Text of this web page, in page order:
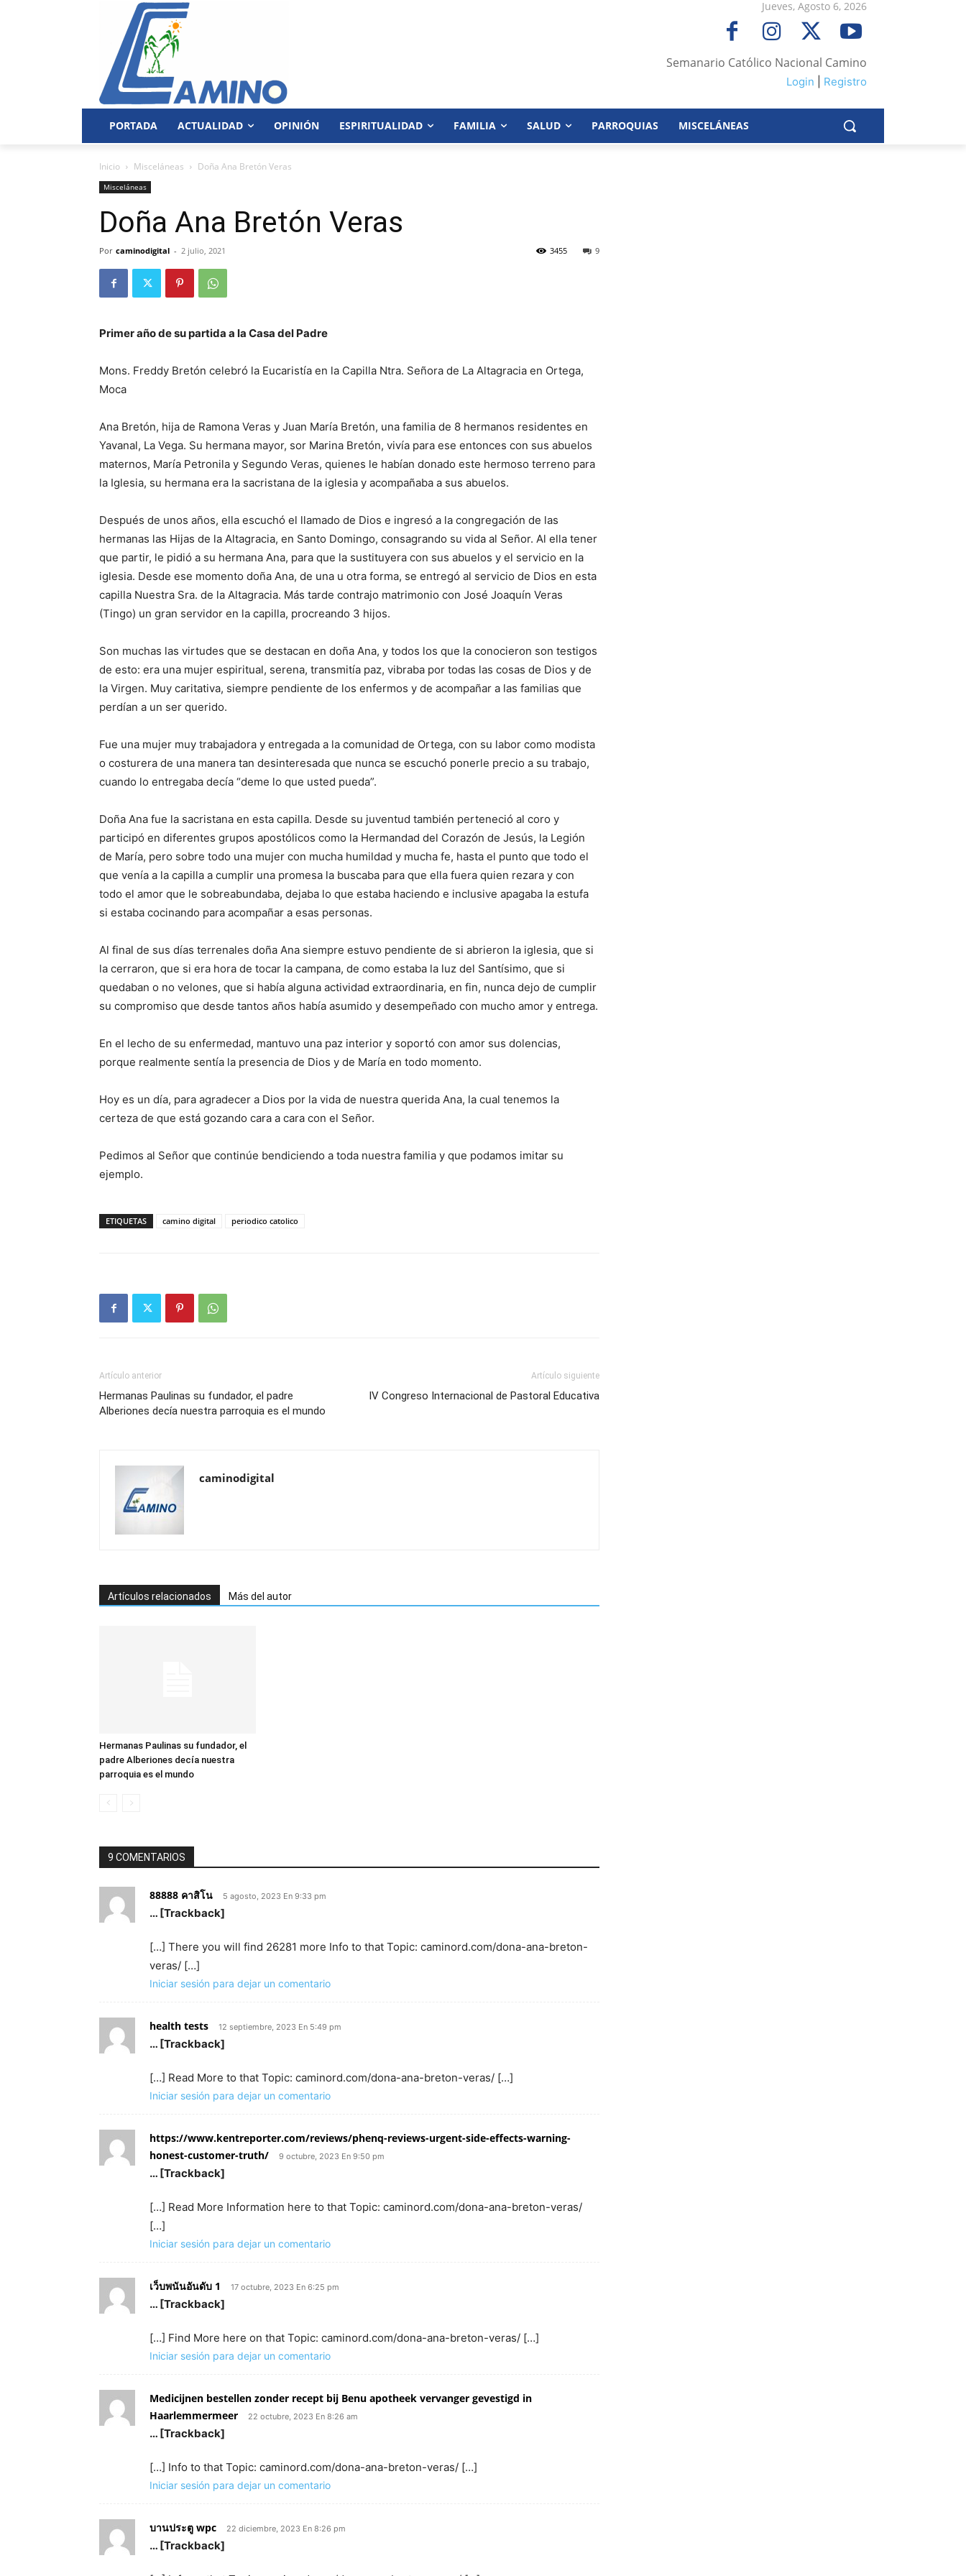
Jueves, Agosto 6, 2026
Semanario Católico Nacional Camino
Login Registro
PORTADA ACTUALIDAD OPINIÓN ESPIRITUALIDAD FAMILIA SALUD PARROQUIAS MISCELÁNEAS
Inicio Misceláneas Doña Ana Bretón Veras
Misceláneas
Doña Ana Bretón Veras
Por caminodigital - 2 julio, 2021 9
3455
Primer año de su partida a la Casa del Padre
Mons. Freddy Bretón celebró la Eucaristía en la Capilla Ntra. Señora de La Altagracia en Ortega,
Moca
Ana Bretón, hija de Ramona Veras y Juan María Bretón, una familia de 8 hermanos residentes en
Yavanal, La Vega. Su hermana ma­yor, sor Marina Bretón, vivía para ese entonces con sus abuelos
maternos, María Petronila y Segundo Veras, quienes le habían donado este hermoso terreno para
la Iglesia, su hermana era la sacristana de la iglesia y acompañaba a sus abuelos.
Después de unos años, ella escu­chó el llamado de Dios e ingresó a la congregación de las
hermanas las Hijas de la Altagracia, en Santo Do­mingo, consagrando su vida al Señor. Al ella tener
que partir, le pidió a su hermana Ana, para que la sustituyera con sus abuelos y el servicio en la
iglesia. Desde ese mo­mento doña Ana, de una u otra for­ma, se entregó al servicio de Dios en esta
capilla Nuestra Sra. de la Alta­gracia. Más tarde contrajo matrimonio con José Joaquín Veras
(Tingo) un gran servidor en la capilla, procreando 3 hijos.
Son muchas las virtudes que se destacan en doña Ana, y todos los que la conocieron son testigos
de esto: era una mujer espiritual, serena, transmitía paz, vibraba por todas las cosas de Dios y de
la Virgen. Muy caritativa, siempre pendien­te de los enfermos y de acompañar a las familias que
perdían a un ser querido.
Fue una mujer muy trabajadora y entregada a la comunidad de Ortega, con su labor como modista
o costurera de una manera tan desinteresada que nunca se escuchó ponerle precio a su trabajo,
cuando lo entregaba decía “deme lo que usted pueda”.
Doña Ana fue la sacristana en esta capilla. Desde su juventud también perteneció al coro y
participó en diferentes grupos apostólicos como la Hermandad del Corazón de Jesús, la Legión
de María, pero sobre todo una mujer con mucha humildad y mucha fe, hasta el punto que todo el
que venía a la capilla a cumplir una promesa la buscaba para que ella fuera quien rezara y con
todo el amor que le sobreabundaba, dejaba lo que estaba haciendo e inclusive apagaba la estufa
si estaba cocinando para acompañar a esas personas.
Al final de sus días terrenales doña Ana siempre estuvo pendiente de si abrieron la iglesia, que si
la cerraron, que si era hora de tocar la campana, de como estaba la luz del Santísimo, que si
quedaban o no velones, que si había alguna actividad extraordinaria, en fin, nunca dejo de cumplir
su compromiso que desde tantos años había asumido y desempeñado con mucho amor y entrega.
En el lecho de su enfermedad, mantuvo una paz interior y soportó con amor sus dolencias,
porque realmente sentía la presencia de Dios y de María en todo momento.
Hoy es un día, para agradecer a Dios por la vida de nuestra querida Ana, la cual tenemos la
certeza de que está gozando cara a cara con el Señor.
Pedimos al Señor que continúe bendiciendo a toda nuestra familia y que podamos imitar su
ejemplo.
ETIQUETAS camino digital periodico catolico
Artículo anterior
Hermanas Paulinas su fundador, el padre
Alberiones decía nuestra parroquia es el mundo
Artículo siguiente
IV Congreso Internacional de Pastoral Educativa
caminodigital
Artículos relacionados Más del autor
Hermanas Paulinas su fundador, el
padre Alberiones decía nuestra
parroquia es el mundo
9 COMENTARIOS
88888 คาสิโน 5 agosto, 2023 En 9:33 pm
… [Trackback]
[…] There you will find 26281 more Info to that Topic: caminord.com/dona-ana-breton-
veras/ […]
Iniciar sesión para dejar un comentario
health tests 12 septiembre, 2023 En 5:49 pm
… [Trackback]
[…] Read More to that Topic: caminord.com/dona-ana-breton-veras/ […]
Iniciar sesión para dejar un comentario
https://www.kentreporter.com/reviews/phenq-reviews-urgent-side-effects-warning-
honest-customer-truth/
9 octubre, 2023 En 9:50 pm
… [Trackback]
[…] Read More Information here to that Topic: caminord.com/dona-ana-breton-veras/
[…]
Iniciar sesión para dejar un comentario
เว็บพนันอันดับ 1 17 octubre, 2023 En 6:25 pm
… [Trackback]
[…] Find More here on that Topic: caminord.com/dona-ana-breton-veras/ […]
Iniciar sesión para dejar un comentario
Medicijnen bestellen zonder recept bij Benu apotheek vervanger gevestigd in
Haarlemmermeer
22 octubre, 2023 En 8:26 am
… [Trackback]
[…] Info to that Topic: caminord.com/dona-ana-breton-veras/ […]
Iniciar sesión para dejar un comentario
บานประตู wpc 22 diciembre, 2023 En 8:26 pm
… [Trackback]